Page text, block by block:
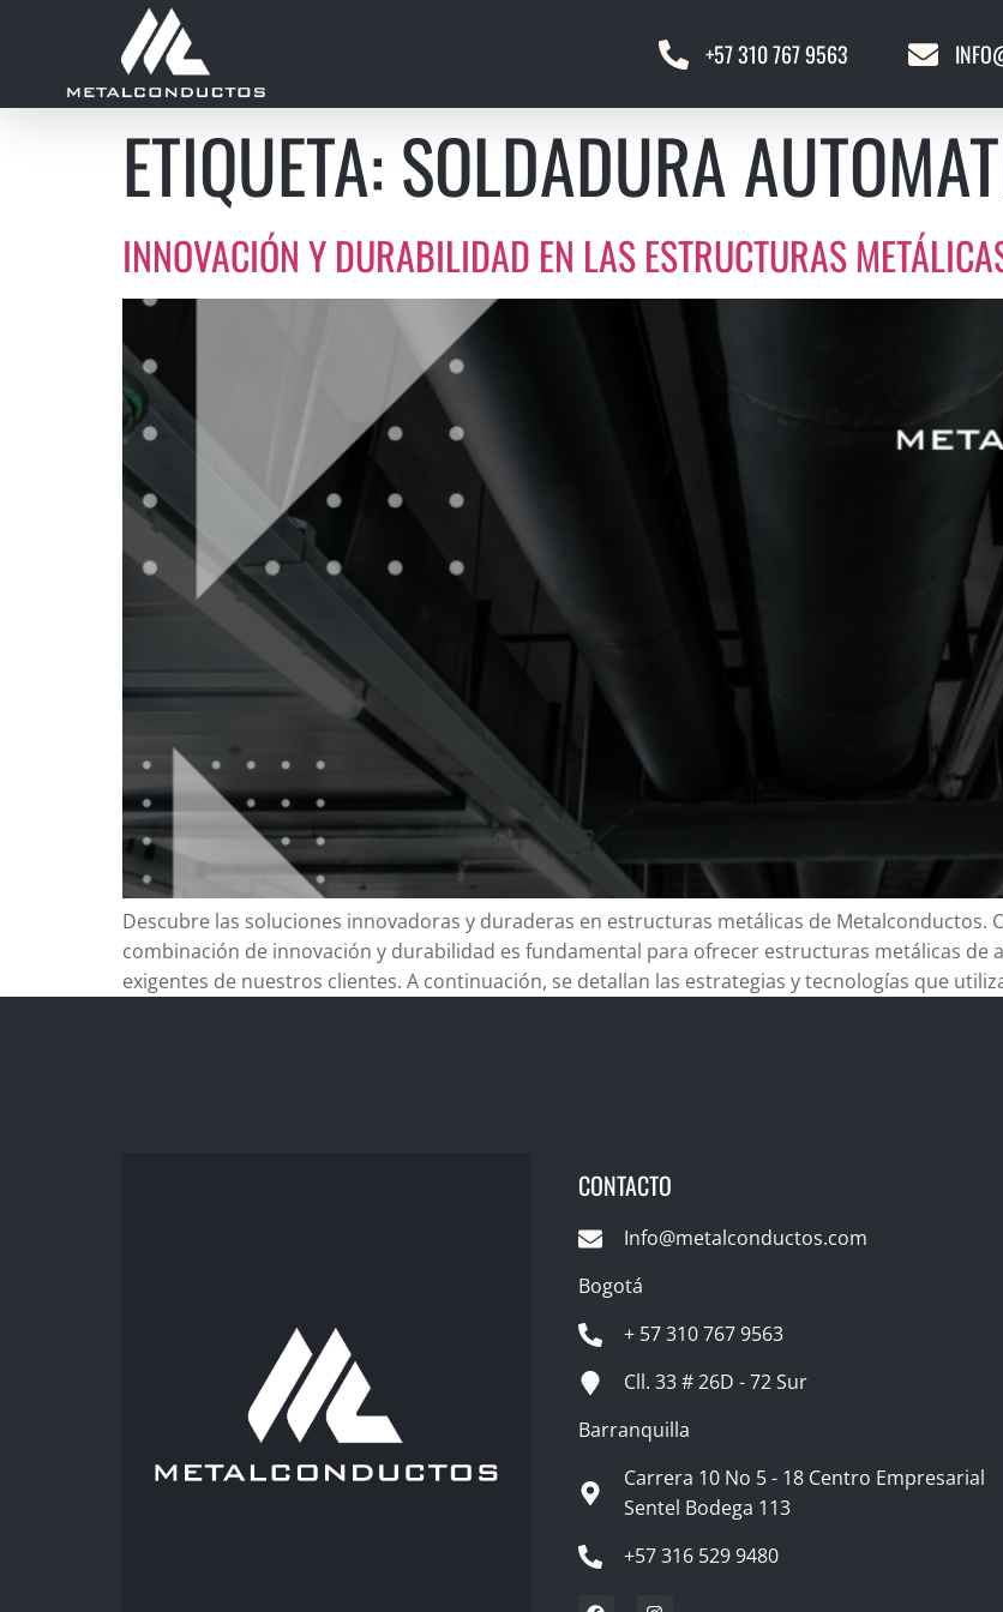
+57 310 767 9563
ETIQUETA: SOLDADURA
INNOVACIÓN Y DURABILIDAD EN LAS ESTRUCTURAS
Descubre las soluciones innovadoras y duraderas en estructuras metálicas de Metalconductos.
combinación de innovación y durabilidad es fundamental para ofrecer estructuras metálicas de
exigentes de nuestros clientes. A continuación, se detallan las estrategias y tecnologías que
CONTACTO
Info@metalconductos.com
Bogotá
+ 57 310 767 9563
Cll. 33 # 26D - 72 Sur
Barranquilla
Carrera 10 No 5 - 18 Centro Empresarial
Sentel Bodega 113
+57 316 529 9480